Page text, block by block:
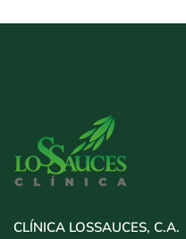
CLÍNICA LOSSAUCES, C.A.